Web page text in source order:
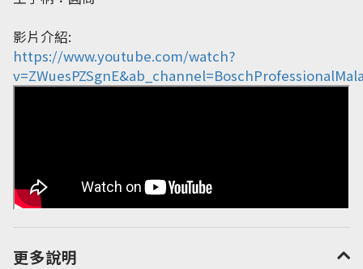
影片介紹:
https://www.youtube.com/watch?
更多說明